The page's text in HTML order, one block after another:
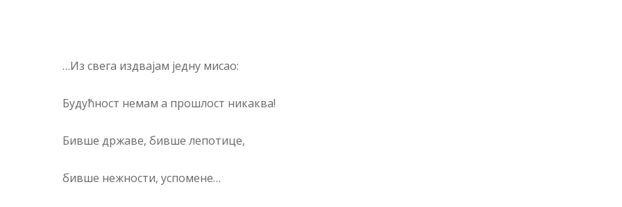
…Из свега издвајам једну мисао:
Будућност немам а прошлост никаква!
Бивше државе, бивше лепотице,
бивше нежности, успомене…